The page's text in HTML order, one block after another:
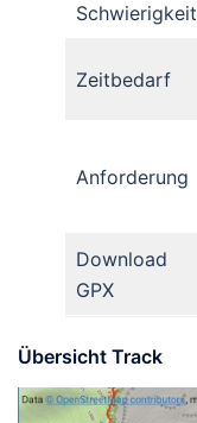
Schwierigkeit
Zeitbedarf
Anforderung
Download
GPX
Übersicht Track